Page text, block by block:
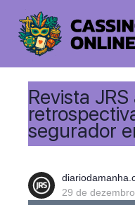
Revista
segurador
29 de